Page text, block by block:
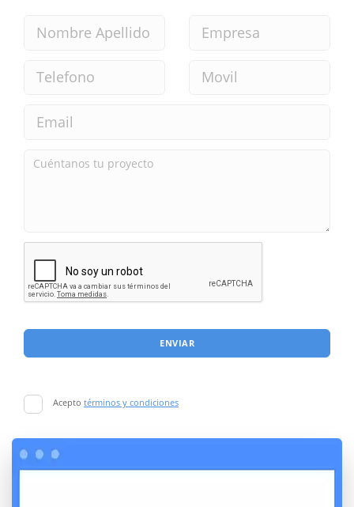
ENVIAR
Acepto términos y condiciones